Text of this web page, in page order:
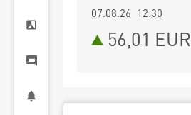
07.08.26 12:30
56,01 EUR